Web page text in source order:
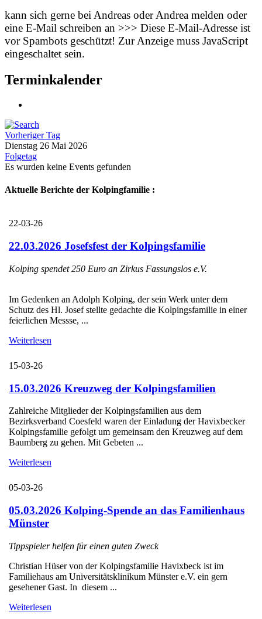
kann sich gerne bei Andreas oder Andrea melden oder
eine E-Mail schreiben an >>> Diese E-Mail-Adresse ist
vor Spambots geschützt! Zur Anzeige muss JavaScript
eingeschaltet sein.
Terminkalender
Vorheriger Tag
Dienstag 26 Mai 2026
Folgetag
Es wurden keine Events gefunden
Aktuelle Berichte der Kolpingfamilie :
22-03-26
22.03.2026 Josefsfest der Kolpingsfamilie
Kolping spendet 250 Euro an Zirkus Fassungslos e.V.
Im Gedenken an Adolph Kolping, der sein Werk unter dem
Schutz des Hl. Josef stellte gedachte die Kolpingsfamilie in einer
feierlichen Messse, ...
Weiterlesen
15-03-26
15.03.2026 Kreuzweg der Kolpingsfamilien
Zahlreiche Mitglieder der Kolpingsfamilien aus dem
Bezirksverband Coesfeld waren der Einladung der Havixbecker
Kolpingsfamilie gefolgt um gemeinsam den Kreuzweg auf dem
Baumberg zu gehen. Mit Gebeten ...
Weiterlesen
05-03-26
05.03.2026 Kolping-Spende an das Familienhaus
Münster
Tippspieler helfen für einen guten Zweck
Christian Hüser von der Kolpingsfamilie Havixbeck ist im
Familiehaus am Universitätsklinikum Münster e.V. ein gern
gesehener Gast. In diesem ...
Weiterlesen